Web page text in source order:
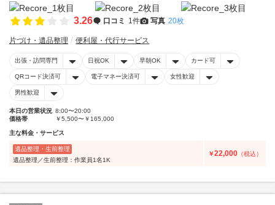
3.26 口コミ 1件 写真 20枚
片づけ・遺品整理 便利屋・代行サービス
出張・訪問専門 日祝OK 早朝OK カード可
QRコード決済可 電子マネー決済可 女性歓迎
男性歓迎
本日の営業状況 8:00〜20:00
価格帯
￥5,500〜￥165,000
主な料金・サービス
遺品整理・生前整理
遺品整理／生前整理：作業員1名1K
￥22,000 （税込）